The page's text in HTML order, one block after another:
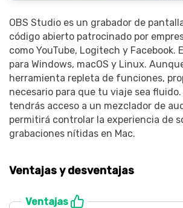
OBS Studio es un grabador de
código abierto patrocinado por
como YouTube, Logitech y Facebook.
para Windows, macOS y Linux.
herramienta repleta de funciones,
necesario para que tu viaje sea fluido.
tendrás acceso a un mezclador de
permitirá controlar la experiencia de
grabaciones nítidas en Mac.
Ventajas y desventajas
Ventajas